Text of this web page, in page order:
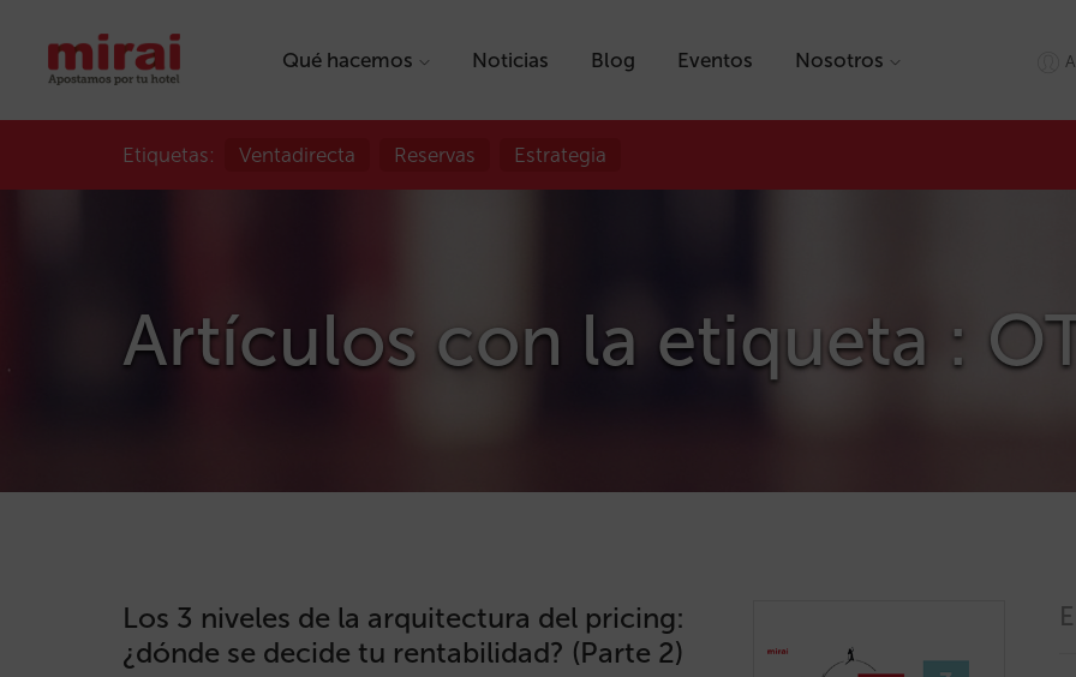
Qué hacemos Noticias Blog Eventos Nosotros
Etiquetas: Ventadirecta Reservas Estrategia
Artículos con la etiqueta :
Los 3 niveles de la arquitectura del pricing:
¿dónde se decide tu rentabilidad? (Parte 2)